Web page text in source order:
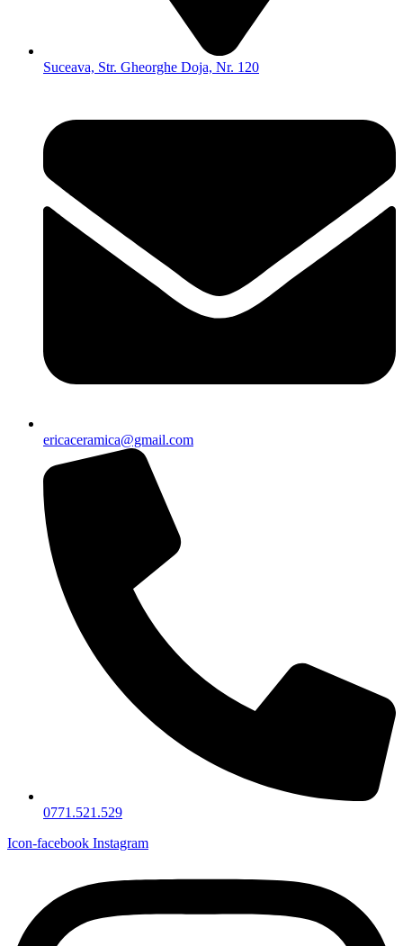
Suceava, Str. Gheorghe Doja, Nr. 120
ericaceramica@gmail.com
0771.521.529
Icon-facebook Instagram